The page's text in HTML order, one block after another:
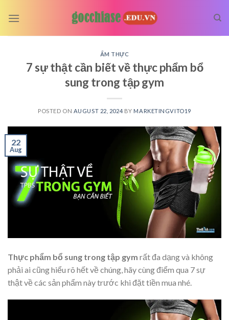
ẨM THỰC
7 sự thật cần biết về thực phẩm bổ
sung trong tập gym
POSTED ON AUGUST 22, 2024 BY MARKETINGVITO19
22
Aug
Thực phẩm bổ sung trong tập gym rất đa dạng và không
phải ai cũng hiểu rõ hết về chúng, hãy cùng điểm qua 7 sự
thật về các sản phẩm này trước khi đặt tiền mua nhé.